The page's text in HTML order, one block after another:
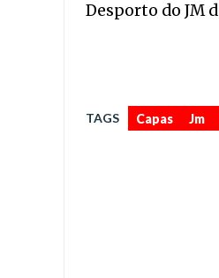
Desporto do JM
TAGS Capas Jm